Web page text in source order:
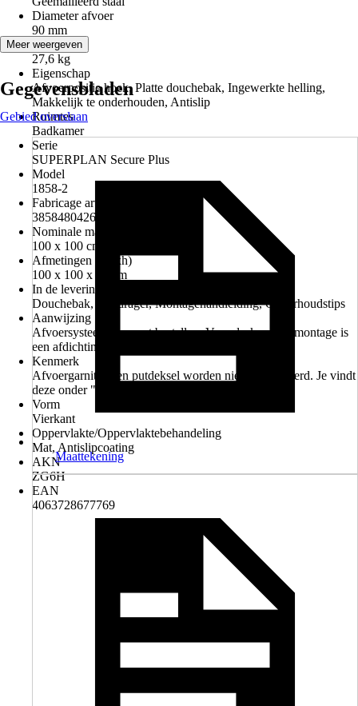
Diameter afvoer
90 mm
Gewicht
27,6 kg
Eigenschap
Afvoerpositie hoek, Platte douchebak, Ingewerkte helling,
Makkelijk te onderhouden, Antislip
Ruimtes
Badkamer
Serie
SUPERPLAN Secure Plus
Model
1858-2
Fabricage artikelnummer
385848042676
Nominale maat (lxb)
100 x 100 cm
Afmetingen (lxbxh)
100 x 100 x 12 cm
In de levering inbegrepen
Douchebak, Baddrager, Montagehandleiding, Onderhoudstips
Aanwijzing
Afvoersysteem separaat bestellen, Voor deskundige montage is
een afdichtingsset vereist
Kenmerk
Afvoergarnituur en putdeksel worden niet meegeleverd. Je vindt
deze onder "Materiaal voor je project".
Vorm
Vierkant
Oppervlakte/Oppervlaktebehandeling
Mat, Antislipcoating
AKN
ZG6H
EAN
4063728677769
Meer weergeven
Gegevensbladen
Gebied overslaan
Maattekening